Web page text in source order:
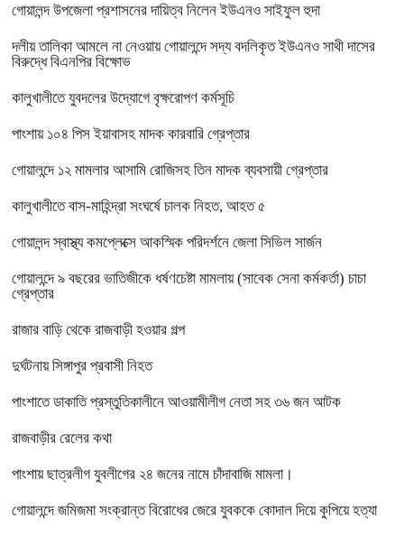
গোয়ালন্দ উপজেলা প্রশাসনের দায়িত্ব নিলেন ইউএনও সাইফুল হুদা
দলীয় তালিকা আমলে না নেওয়ায় গোয়ালন্দে সদ্য বদলিকৃত ইউএনও সাথী দাসের
বিরুদ্ধে বিএনপির বিক্ষোভ
কালুখালীতে যুবদলের উদ্যোগে বৃক্ষরোপণ কর্মসূচি
পাংশায় ১০৪ পিস ইয়াবাসহ মাদক কারবারি গ্রেপ্তার
গোয়ালন্দে ১২ মামলার আসামি রোজিসহ তিন মাদক ব্যবসায়ী গ্রেপ্তার
কালুখালীতে বাস-মাহিন্দ্রা সংঘর্ষে চালক নিহত, আহত ৫
গোয়ালন্দ স্বাস্থ্য কমপ্লেক্সে আকস্মিক পরিদর্শনে জেলা সিভিল সার্জন
গোয়ালন্দে ৯ বছরের ভাতিজীকে ধর্ষণচেষ্টা মামলায় (সাবেক সেনা কর্মকর্তা) চাচা
গ্রেপ্তার
রাজার বাড়ি থেকে রাজবাড়ী হওয়ার গল্প
দুর্ঘটনায় সিঙ্গাপুর প্রবাসী নিহত
পাংশাতে ডাকাতি প্রস্তুতিকালীনে আওয়ামীলীগ নেতা সহ ৩৬ জন আটক
রাজবাড়ীর রেলের কথা
পাংশায় ছাত্রলীগ যুবলীগের ২৪ জনের নামে চাঁদাবাজি মামলা।
গোয়ালন্দে জমিজমা সংক্রান্ত বিরোধের জেরে যুবককে কোদাল দিয়ে কুপিয়ে হত্যা